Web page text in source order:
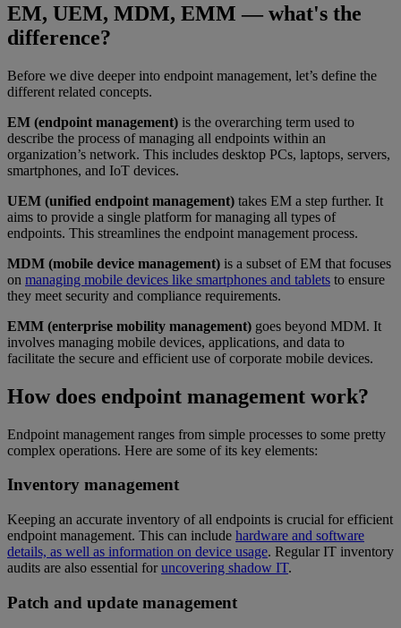
EM, UEM, MDM, EMM — what's the
difference?
Before we dive deeper into endpoint management, let’s define the
different related concepts.​
EM (endpoint management) is the overarching term used to
describe the process of managing all endpoints within an
organization’s network. This includes desktop PCs, laptops, servers,
smartphones, and IoT devices.
UEM (unified endpoint management) takes EM a step further. It
aims to provide a single platform for managing all types of
endpoints. This streamlines the endpoint management process.
MDM (mobile device management) is a subset of EM that focuses
on managing mobile devices like smartphones and tablets to ensure
they meet security and compliance requirements.
EMM (enterprise mobility management) goes beyond MDM. It
involves managing mobile devices, applications, and data to
facilitate the secure and efficient use of corporate mobile devices.
How does endpoint management work?
Endpoint management ranges from simple processes to some pretty
complex operations. Here are some of its key elements:
Inventory management
Keeping an accurate inventory of all endpoints is crucial for efficient
endpoint management. This can include hardware and software
details, as well as information on device usage. Regular IT inventory
audits are also essential foruncovering shadow IT.
Patch and update management